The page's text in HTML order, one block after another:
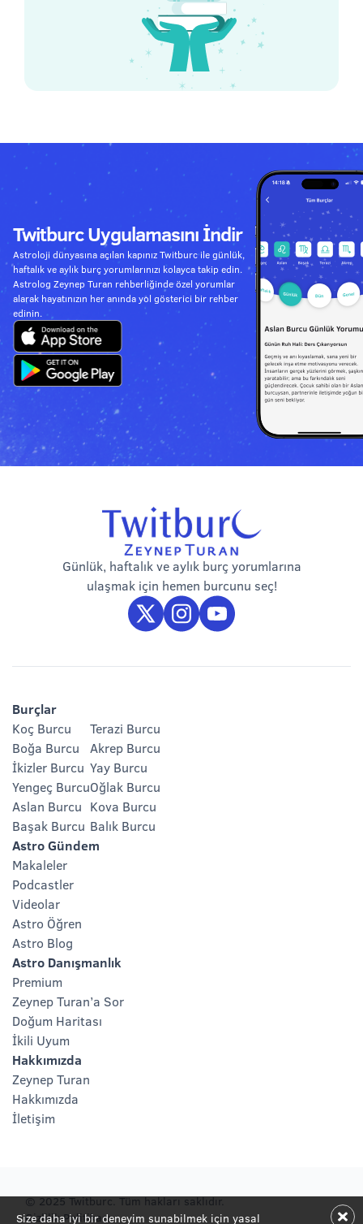
Twitburc Uygulamasını İndir
Astroloji dünyasına açılan kapınız Twitburc ile günlük,
haftalık ve aylık burç yorumlarınızı kolayca takip edin.
Astrolog Zeynep Turan rehberliğinde özel yorumlar
alarak hayatınızın her anında yol gösterici bir rehber
edinin.
Günlük, haftalık ve aylık burç yorumlarına
ulaşmak için hemen burcunu seç!
Burçlar
Koç Burcu
Boğa Burcu
İkizler Burcu
Yengeç Burcu
Aslan Burcu
Başak Burcu
Terazi Burcu
Akrep Burcu
Yay Burcu
Oğlak Burcu
Kova Burcu
Balık Burcu
Astro Gündem
Makaleler
Podcastler
Videolar
Astro Öğren
Astro Blog
Astro Danışmanlık
Premium
Zeynep Turan’a Sor
Doğum Haritası
İkili Uyum
Hakkımızda
Zeynep Turan
Hakkımızda
İletişim
© 2025 Twitburc. Tüm hakları saklıdır.
Gizlilik Politikası
Size daha iyi bir deneyim sunabilmek için yasal